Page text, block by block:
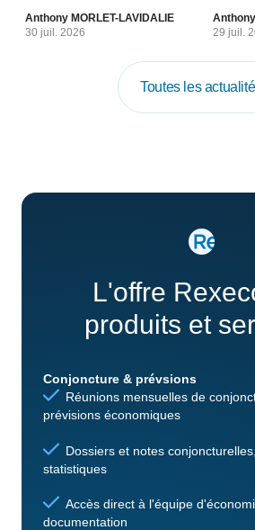
Anthony MORLET-LAVIDALIE
30 juil. 2026
29 juil.
Toutes les
L'offre
produits et
Conjoncture & prévsions
Réunions mensuelles de
prévisions économiques
Dossiers et notes
statistiques
Accès direct à l'équipe
documentation